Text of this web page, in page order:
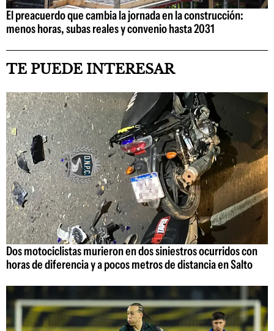
El preacuerdo que cambia la jornada en la construcción:
menos horas, subas reales y convenio hasta 2031
TE PUEDE INTERESAR
Dos motociclistas murieron en dos siniestros ocurridos con
horas de diferencia y a pocos metros de distancia en Salto